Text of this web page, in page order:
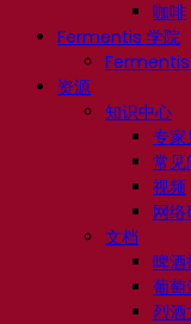
咖啡
Fermentis 学院
Fermentis
资源
知识中心
专家
常见
视频
网
文档
啤酒
葡萄
烈酒